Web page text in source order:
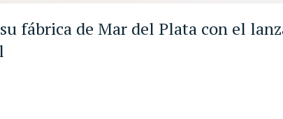
fábrica de Mar del Plata con el